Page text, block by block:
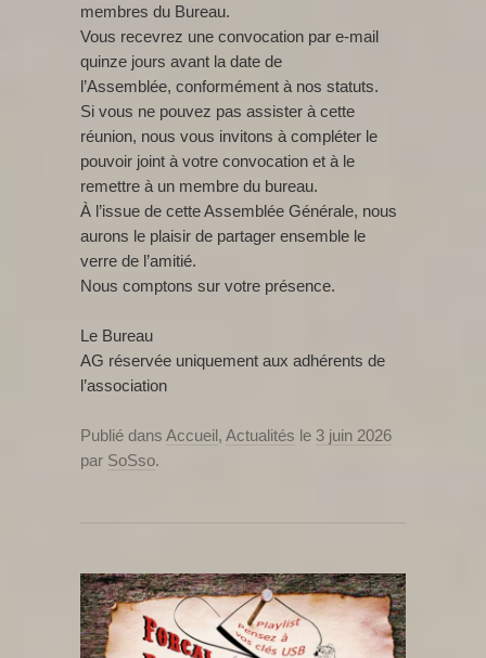
membres du Bureau.
Vous recevrez une convocation par e-mail
quinze jours avant la date de
l’Assemblée, conformément à nos statuts.
Si vous ne pouvez pas assister à cette
réunion, nous vous invitons à compléter le
pouvoir joint à votre convocation et à le
remettre à un membre du bureau.
À l’issue de cette Assemblée Générale, nous
aurons le plaisir de partager ensemble le
verre de l’amitié.
Nous comptons sur votre présence.
Le Bureau
AG réservée uniquement aux adhérents de
l’association
Publié dans Accueil, Actualités le 3 juin 2026
par SoSso.